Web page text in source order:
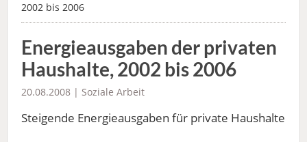
2002 bis 2006
Energieausgaben der privaten
Haushalte, 2002 bis 2006
20.08.2008 | Soziale Arbeit
Steigende Energieausgaben für private Haushalte